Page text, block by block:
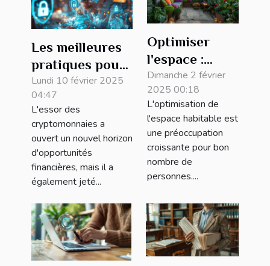
Les meilleures
pratiques pour
protéger ses
données
personnelles
lors de l'achat
de
cryptomonnaies
Lundi 10 février 2025
04:47
L'essor des
cryptomonnaies a
ouvert un nouvel horizon
d'opportunités
financières, mais il a
également jeté...
Optimiser
l'espace :
transformer
un balcon en
jardin d'hiver
Dimanche 2 février
2025 00:18
L'optimisation de
l'espace habitable est
une préoccupation
croissante pour bon
nombre de
personnes....